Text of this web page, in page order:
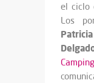
el ciclo
Los